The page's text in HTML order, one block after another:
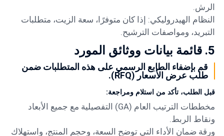
الرش.
النظام الهيدروليكي: إذا كان متوفرًا، سعة الزيت، متطلبات
التبريد، ومواصفات الترشيح.
5. قائمة بيانات ووثائق المورد
قم بإضفاء الطابع الرسمي على هذه المتطلبات ضمن
طلب عرض الأسعار (RFQ).
قبل الطلب، تأكد من استلام ومراجعة:
مخططات الترتيب العام (GA) التفصيلية مع جميع الأبعاد
ونقاط الربط.
ورقة ضمان الأداء التي توضح السعة، وحجم المنتج، واستهلاك